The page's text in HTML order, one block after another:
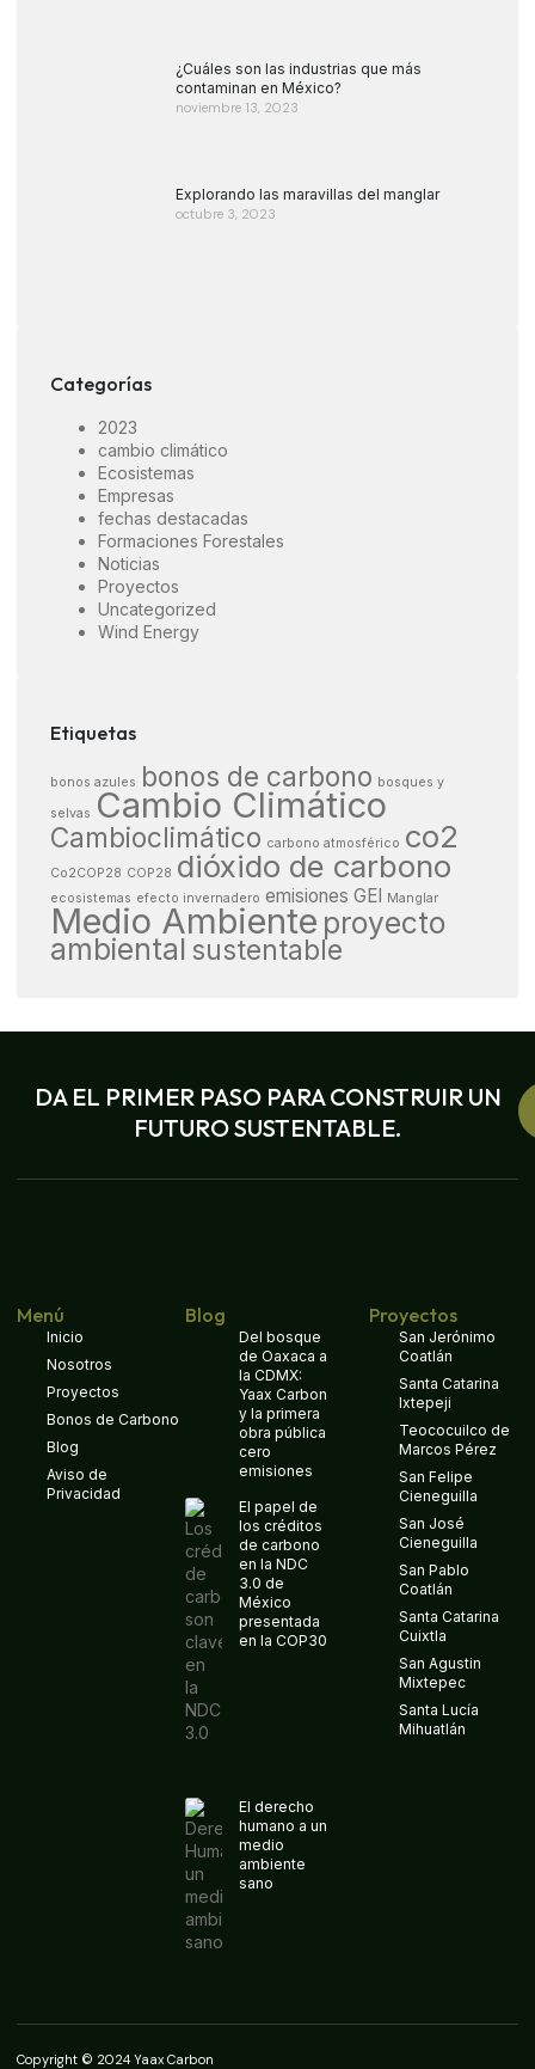
¿Cuáles son las industrias que más
contaminan en México?
noviembre 13, 2023
Explorando las maravillas del manglar
octubre 3, 2023
Categorías
2023
cambio climático
Ecosistemas
Empresas
fechas destacadas
Formaciones Forestales
Noticias
Proyectos
Uncategorized
Wind Energy
Etiquetas
bonos azules bonos de carbono bosques y
selvas Cambio Climático
Cambioclimático carbono atmosférico co2
Co2COP28 COP28 dióxido de carbono
ecosistemas efecto invernadero emisiones GEI Manglar
Medio Ambiente proyecto
ambiental sustentable
DA EL PRIMER PASO PARA CONSTRUIR UN
FUTURO SUSTENTABLE.
Menú
Inicio
Nosotros
Proyectos
Bonos de Carbono
Blog
Aviso de
Privacidad
Blog
Del bosque
de Oaxaca a
la CDMX:
Yaax Carbon
y la primera
obra pública
cero
emisiones
El papel de
los créditos
de carbono
en la NDC
3.0 de
México
presentada
en la COP30
El derecho
humano a un
medio
ambiente
sano
Proyectos
San Jerónimo
Coatlán
Santa Catarina
Ixtepeji
Teococuilco de
Marcos Pérez
San Felipe
Cieneguilla
San José
Cieneguilla
San Pablo
Coatlán
Santa Catarina
Cuixtla
San Agustin
Mixtepec
Santa Lucía
Mihuatlán
Copyright © 2024 Yaax Carbon